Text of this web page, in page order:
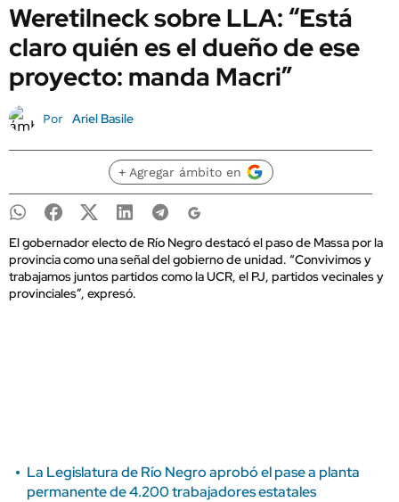
Weretilneck sobre LLA: “Está
claro quién es el dueño de ese
proyecto: manda Macri”
Por Ariel Basile
+ Agregar ámbito en
El gobernador electo de Río Negro destacó el paso de Massa por la
provincia como una señal del gobierno de unidad. “Convivimos y
trabajamos juntos partidos como la UCR, el PJ, partidos vecinales y
provinciales”, expresó.
La Legislatura de Río Negro aprobó el pase a planta
permanente de 4.200 trabajadores estatales